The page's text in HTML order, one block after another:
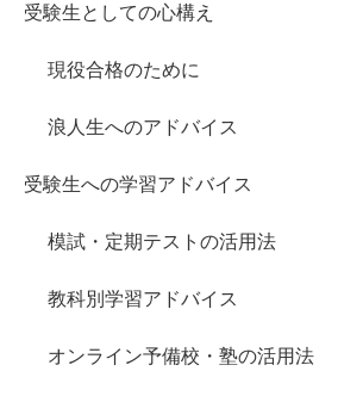
受験生としての心構え
現役合格のために
浪人生へのアドバイス
受験生への学習アドバイス
模試・定期テストの活用法
教科別学習アドバイス
オンライン予備校・塾の活用法